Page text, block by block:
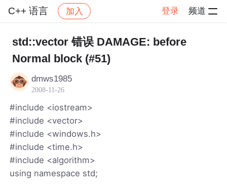
C++ 语言 加入 登录 频道
社区 C++ 语言
std::vector 错误 DAMAGE: before
Normal block (#51)
dmws1985
2008-11-26
#include <iostream>
#include <vector>
#include <windows.h>
#include <time.h>
#include <algorithm>
using namespace std;